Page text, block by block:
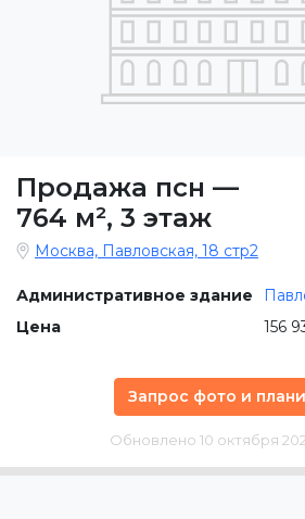
Продажа псн —
764 м², 3 этаж
Москва, Павловская, 18 стр2
Административное здание
Цена
156
Запрос фото и
Обновлено 10 октября